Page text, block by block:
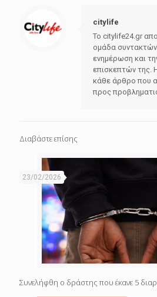
citylife
Το citylife24.gr
ομάδα
ενημέρωση και
επισκεπτών της.
κάθε άρθρο που
προς
Διαβάστε επίσης
23/02/2026
Συνελήφθη ο δράστης που έκανε 5